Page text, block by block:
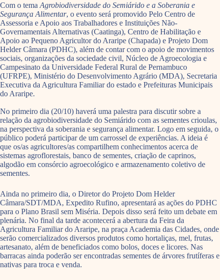
Com o tema Agrobiodiversidade do Semiárido e a Soberania e
Segurança Alimentar, o evento será promovido Pelo Centro de
Assessoria e Apoio aos Trabalhadores e Instituições Não-
Governamentais Alternativas (Caatinga), Centro de Habilitação e
Apoio ao Pequeno Agricultor do Araripe (Chapada) e Projeto Dom
Helder Câmara (PDHC), além de contar com o apoio de movimentos
sociais, organizações da sociedade civil, Núcleo de Agroecologia e
Campesinato da Universidade Federal Rural de Pernambuco
(UFRPE), Ministério do Desenvolvimento Agrário (MDA), Secretaria
Executiva da Agricultura Familiar do estado e Prefeituras Municipais
do Araripe.
No primeiro dia (20/10) haverá uma palestra para discutir sobre a
relação da agrobiodiversidade do Semiárido com as sementes crioulas,
na perspectiva da soberania e segurança alimentar. Logo em seguida, o
público poderá participar de um carrossel de experiências. A ideia é
que os/as agricultores/as compartilhem conhecimentos acerca de
sistemas agroflorestais, banco de sementes, criação de caprinos,
algodão em consórcio agroecológico e armazenamento coletivo de
sementes.
Ainda no primeiro dia, o Diretor do Projeto Dom Helder
Câmara/SDT/MDA, Expedito Rufino, apresentará as ações do PDHC
para o Plano Brasil sem Miséria. Depois disso será feito um debate em
plenária. No final da tarde acontecerá a abertura da Feira da
Agricultura Familiar do Araripe, na praça Academia das Cidades, onde
serão comercializados diversos produtos como hortaliças, mel, frutas,
artesanato, além de beneficiados como bolos, doces e licores. Nas
barracas ainda poderão ser encontradas sementes de árvores frutíferas e
nativas para troca e venda.